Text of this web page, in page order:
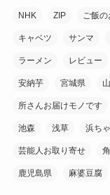
NHK ZIP ご飯
キャベツ サンマ
ラーメン レビュー
安納芋 宮城県
所さんお届けモノです
池森 浅草 浜ち
芸能人お取り寄せ
鹿児島県 麻婆豆腐